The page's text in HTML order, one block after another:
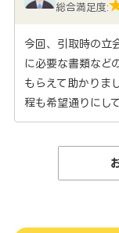
総合満足度:
今回、引取時の立
に必要な書類など
もらえて助かりま
程も希望通りにし